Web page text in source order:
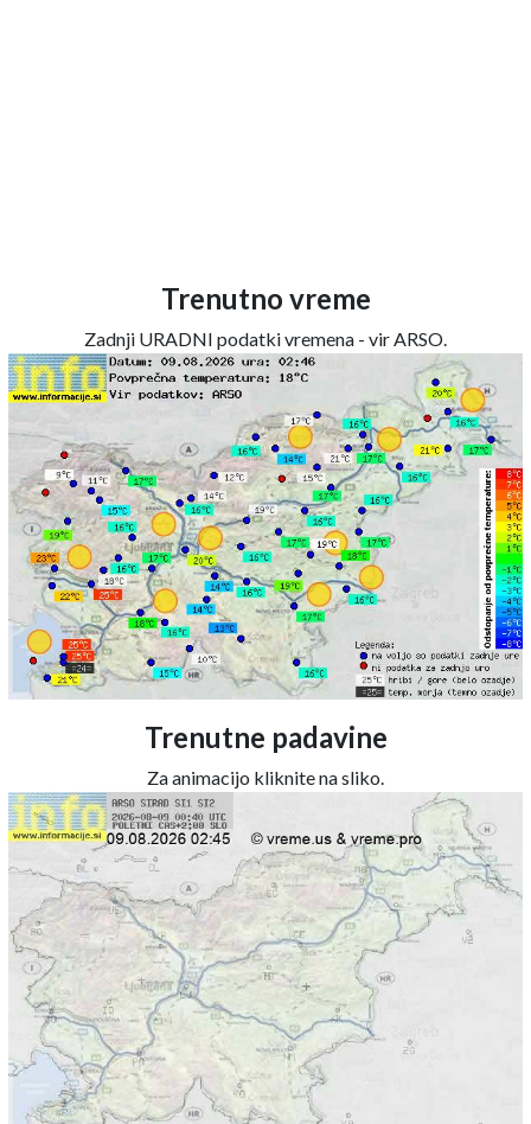
Trenutno vreme
Zadnji URADNI podatki vremena - vir ARSO.
Trenutne padavine
Za animacijo kliknite na sliko.